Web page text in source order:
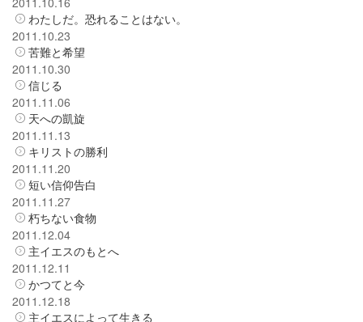
わたしだ。恐れることはない。
2011.10.23
苦難と希望
2011.10.30
信じる
2011.11.06
天への凱旋
2011.11.13
キリストの勝利
2011.11.20
短い信仰告白
2011.11.27
朽ちない食物
2011.12.04
主イエスのもとへ
2011.12.11
かつてと今
2011.12.18
主イエスによって生きる